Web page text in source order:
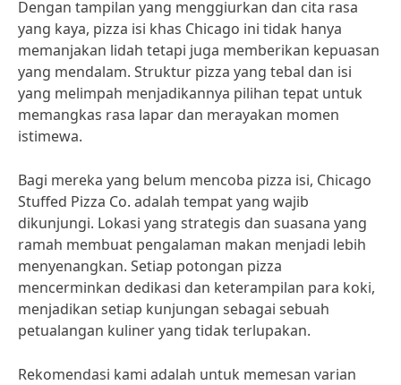
Dengan tampilan yang menggiurkan dan cita rasa
yang kaya, pizza isi khas Chicago ini tidak hanya
memanjakan lidah tetapi juga memberikan kepuasan
yang mendalam. Struktur pizza yang tebal dan isi
yang melimpah menjadikannya pilihan tepat untuk
memangkas rasa lapar dan merayakan momen
istimewa.
Bagi mereka yang belum mencoba pizza isi, Chicago
Stuffed Pizza Co. adalah tempat yang wajib
dikunjungi. Lokasi yang strategis dan suasana yang
ramah membuat pengalaman makan menjadi lebih
menyenangkan. Setiap potongan pizza
mencerminkan dedikasi dan keterampilan para koki,
menjadikan setiap kunjungan sebagai sebuah
petualangan kuliner yang tidak terlupakan.
Rekomendasi kami adalah untuk memesan varian